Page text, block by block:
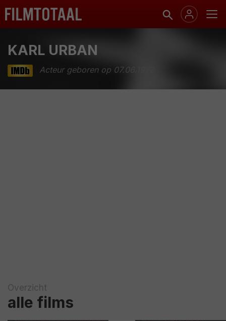
KARL URBAN
Acteur geboren op 07.06.1972
Overzicht
alle films